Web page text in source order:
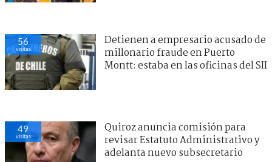
56
visitas
Detienen a empresario acusado de
millonario fraude en Puerto
Montt: estaba en las oficinas del SII
49
visitas
Quiroz anuncia comisión para
revisar Estatuto Administrativo y
adelanta nuevo subsecretario